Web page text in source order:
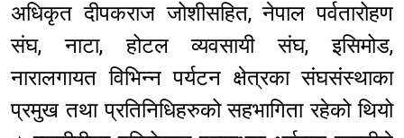
अधिकृत दीपकराज जोशीसहित, नेपाल पर्वतारोहण
संघ, नाटा, होटल व्यवसायी संघ, इसिमोड,
नारालगायत विभिन्‍न पर्यटन क्षेत्रका संघसंस्थाका
प्रमुख तथा प्रतिनिधिहरुको सहभागिता रहेको थियो